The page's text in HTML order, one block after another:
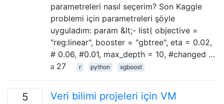
parametreleri nasıl seçerim? Son Kaggle
problemi için parametreleri şöyle
uyguladım: param &lt;- list( objective =
"reg:linear", booster = "gbtree", eta = 0.02,
# 0.06, #0.01, max_depth = 10, #changed …
27
r python xgboost
5
Veri bilimi projeleri için VM